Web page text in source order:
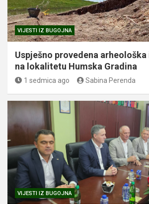
VIJESTI IZ BUGOJNA
Uspješno provedena
na lokalitetu Humska Gradina
1 sedmica ago Sabina Perenda
VIJESTI IZ BUGOJNA